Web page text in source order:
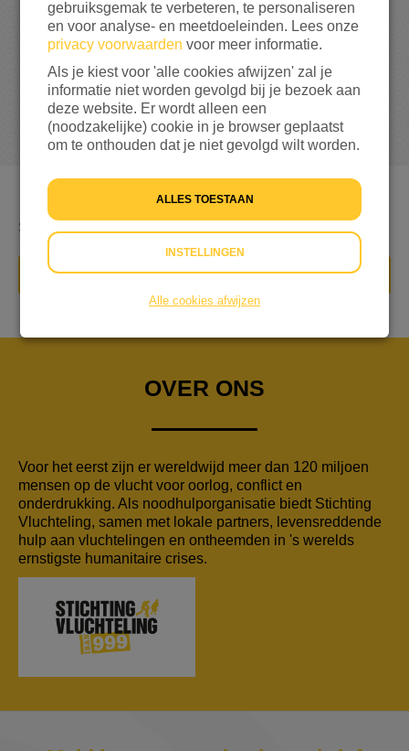
Steunen van vluchtelingen
DONEER NU
OVER ONS
Voor het eerst zijn er wereldwijd meer dan 120 miljoen
mensen op de vlucht voor oorlog, conflict en
onderdrukking. Als noodhulporganisatie biedt Stichting
Vluchteling, samen met lokale partners, levensreddende
hulp aan vluchtelingen en ontheemden in 's werelds
ernstigste humanitaire crises.
gebruiksgemak te verbeteren, te personaliseren
en voor analyse- en meetdoeleinden. Lees onze
privacy voorwaarden voor meer informatie.
Als je kiest voor 'alle cookies afwijzen' zal je
informatie niet worden gevolgd bij je bezoek aan
deze website. Er wordt alleen een
(noodzakelijke) cookie in je browser geplaatst
om te onthouden dat je niet gevolgd wilt worden.
ALLES TOESTAAN
INSTELLINGEN
Alle cookies afwijzen